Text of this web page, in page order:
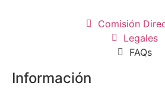
Comisión
Legales
FAQs
Información